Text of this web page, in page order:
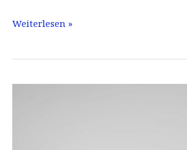
Lipliner
Weiterlesen »